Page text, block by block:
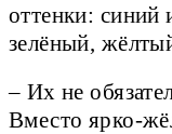
оттенки:
зелёный,
– Их не
Вместо ярко-